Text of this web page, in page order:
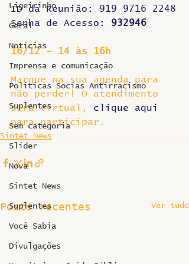
Ligeirinho
Geral
Notícias
Imprensa e comunicação
Politicas Socias Antirracismo
Suplentes
Sem categoria
Slider
Nova
Sintet News
Suplentes
Você Sabia
Divulgações
ID da Reunião: 919 9716 2248
Senha de Acesso: 932946
16/12 – 14 às 16h
Marque na sua agenda para
não perder! O atendimento
será virtual, clique aqui
para participar.
Sintet News
Posts recentes Ver tudo